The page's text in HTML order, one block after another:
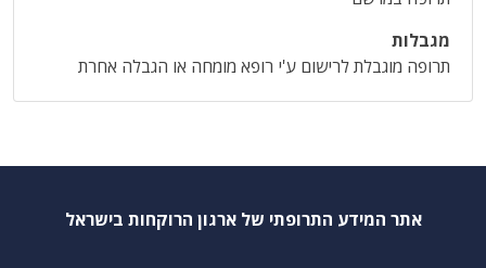
מגבלות
תרופה מוגבלת לרישום ע'י רופא מומחה או הגבלה אחרת
אתר המידע התרופתי של ארגון הרוקחות בישראל